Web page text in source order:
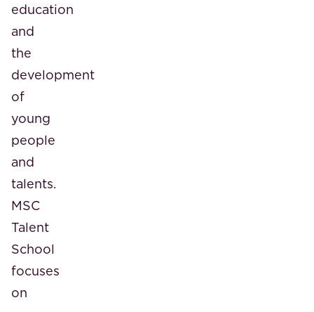
education
and
the
development
of
young
people
and
talents.
MSC
Talent
School
focuses
on